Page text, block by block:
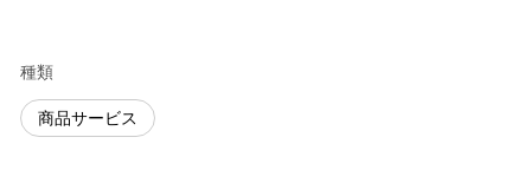
種類
商品サービス